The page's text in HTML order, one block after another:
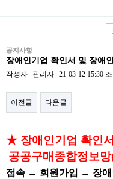
공지사항
장애인기업 확인서 및 장애
작성자 관리자 21-03-12 15:30
이전글 다음글
★ 장애인기업 확인
공공구매종합정보
접속 → 회원가입 → 장